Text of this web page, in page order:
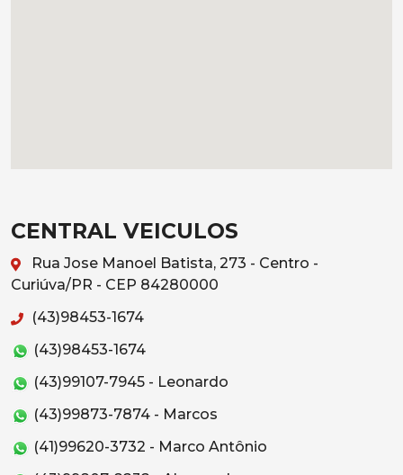
CENTRAL VEICULOS
Rua Jose Manoel Batista, 273 - Centro -
Curiúva/PR - CEP 84280000
(43)98453-1674
(43)98453-1674
(43)99107-7945 - Leonardo
(43)99873-7874 - Marcos
(41)99620-3732 - Marco Antônio